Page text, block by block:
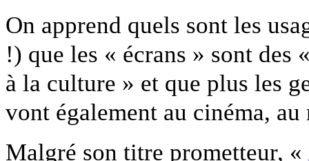
On apprend quels sont les
!) que les « écrans » sont
à la culture » et que plus les
vont également au cinéma,
Malgré son titre prometteur, «